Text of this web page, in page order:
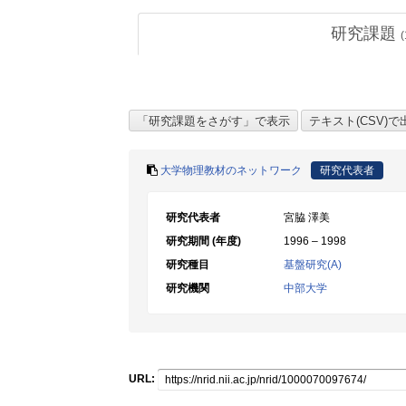
研究課題 (
大学物理教材のネットワーク 研究代表者
研究代表者
宮脇 澤美
研究期間 (年度)
1996 – 1998
研究種目
基盤研究(A)
研究機関
中部大学
URL: